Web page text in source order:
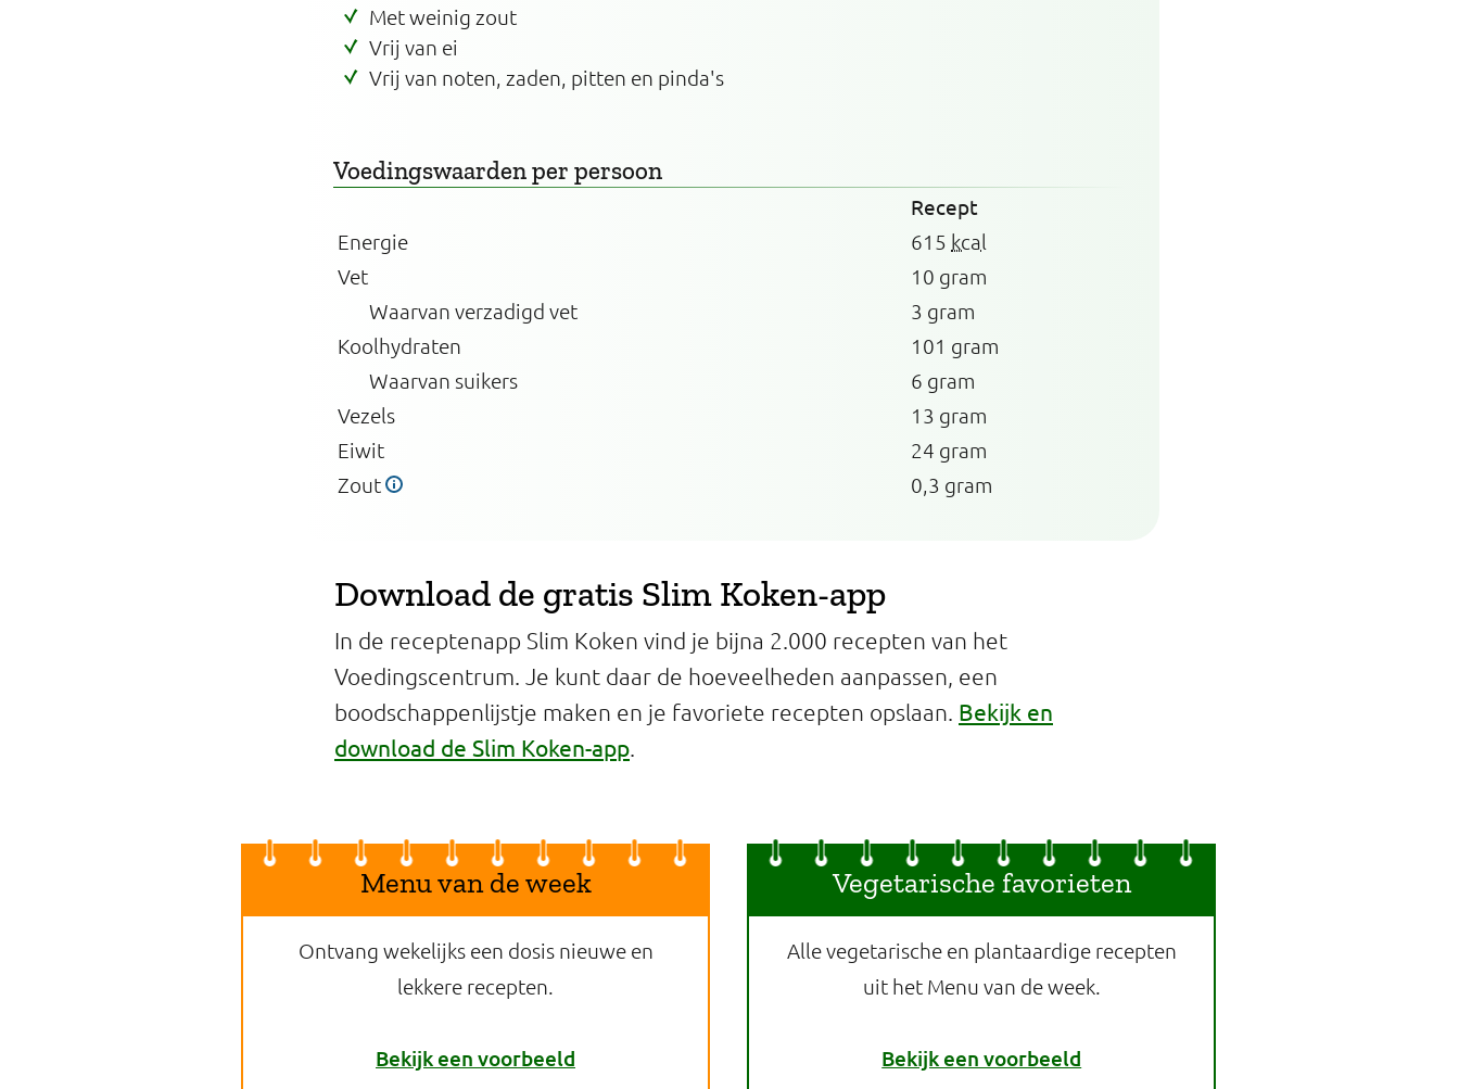
Met weinig zout
Vrij van ei
Vrij van noten, zaden, pitten en pinda's
Voedingswaardenper persoon
Recept
Energie
615 kcal
Vet
10 gram
Waarvan verzadigd vet
3 gram
Koolhydraten
101 gram
Waarvan suikers
6 gram
Vezels
13 gram
Eiwit
24 gram
Zout
0,3 gram
Download de gratis Slim Koken-app
In de receptenapp Slim Koken vind je bijna 2.000 recepten van het
Voedingscentrum. Je kunt daar de hoeveelheden aanpassen, een
boodschappenlijstje maken en je favoriete recepten opslaan. Bekijk en
download de Slim Koken-app
Menu van de week
Ontvang wekelijks een dosis nieuwe en
lekkere recepten.
Bekijk een voorbeeld
Vegetarische favorieten
Alle vegetarische en plantaardige recepten
uit het Menu van de week.
Bekijk een voorbeeld